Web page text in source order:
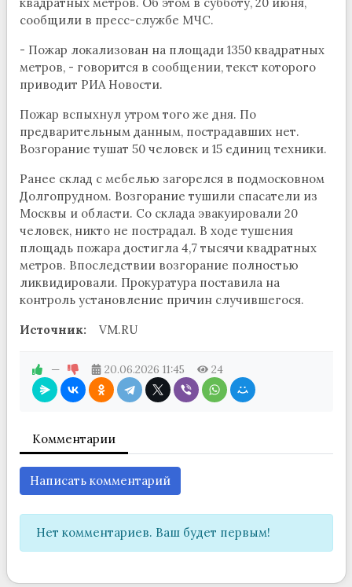
сообщили в пресс-службе МЧС.
- Пожар локализован на площади 1350 квадратных
метров, - говорится в сообщении, текст которого
приводит РИА Новости.
Пожар вспыхнул утром того же дня. По
предварительным данным, пострадавших нет.
Возгорание тушат 50 человек и 15 единиц техники.
Ранее склад с мебелью загорелся в подмосковном
Долгопрудном. Возгорание тушили спасатели из
Москвы и области. Со склада эвакуировали 20
человек, никто не пострадал. В ходе тушения
площадь пожара достигла 4,7 тысячи квадратных
метров. Впоследствии возгорание полностью
ликвидировали. Прокуратура поставила на
контроль установление причин случившегося.
Источник:
VM.RU
— 20.06.2026 11:45 24
Комментарии
Написать комментарий
Нет комментариев. Ваш будет первым!